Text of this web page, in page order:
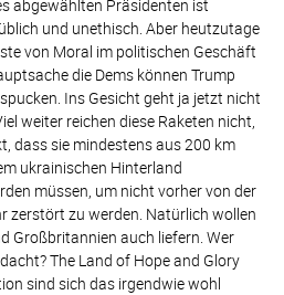
abgewählten Präsidenten ist
und unethisch. Aber heutzutage
von Moral im politischen Geschäft
die Dems können Trump
Ins Gesicht geht ja jetzt nicht
weiter reichen diese Raketen nicht,
dass sie mindestens aus 200 km
ukrainischen Hinterland
müssen, um nicht vorher von der
zerstört zu werden. Natürlich wollen
Großbritannien auch liefern. Wer
The Land of Hope and Glory
sind sich das irgendwie wohl